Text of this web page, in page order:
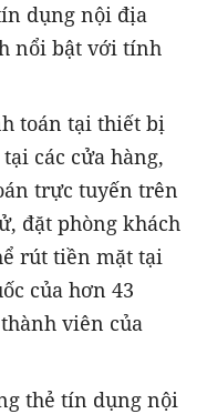
dụng nội địa
nổi bật với tính
toán tại thiết bị
các cửa hàng,
trực tuyến trên
đặt phòng khách
rút tiền mặt tại
của hơn 43
viên của
thẻ tín dụng nội